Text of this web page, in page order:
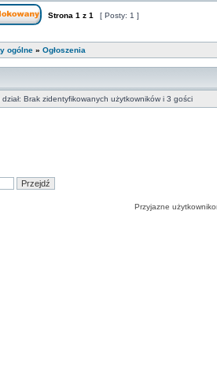
Strona 1 z 1 [ Posty: 1 ]
ogólne » Ogłoszenia
Brak zidentyfikowanych użytkowników i 3 gości
Przyjazne